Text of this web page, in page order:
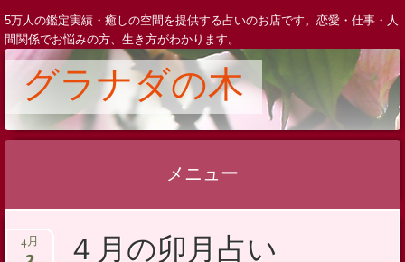
5万人の鑑定実績・癒しの空間を提供する占いのお店です。恋愛・仕事・人
間関係でお悩みの方、生き方がわかります。
グラナダの木
メニュー
ン
４月の卯月占い
4月